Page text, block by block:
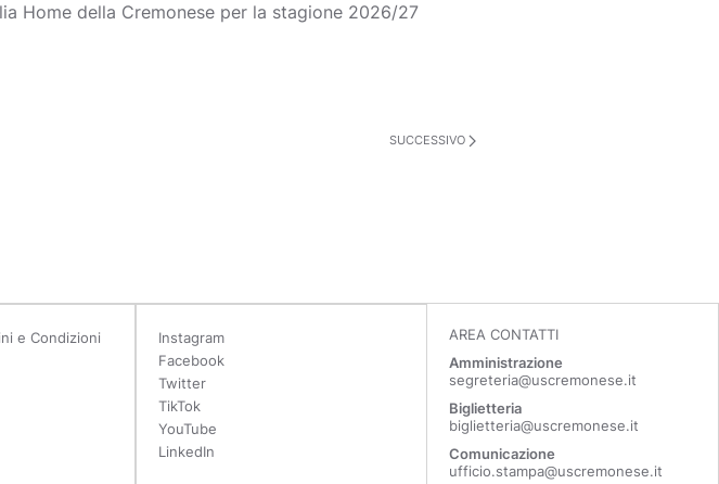
Home della Cremonese per la stagione 2026/27
SUCCESSIVO
e Condizioni
Instagram
Facebook
Twitter
TikTok
YouTube
LinkedIn
AREA CONTATTI
Amministrazione
segreteria@uscremonese.it
Biglietteria
biglietteria@uscremonese.it
Comunicazione
ufficio.stampa@uscremonese.it